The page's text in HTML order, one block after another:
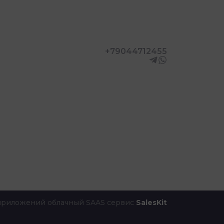
+79044712455
облачный SAAS сервис SalesKit